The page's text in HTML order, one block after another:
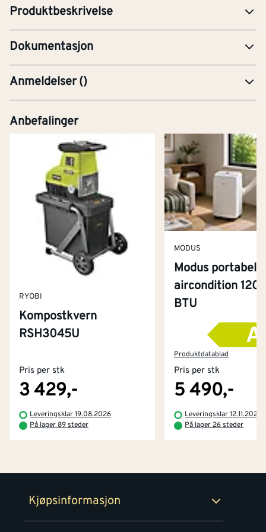
Produktbeskrivelse
Dokumentasjon
PRE-Produktdatablad
Anmeldelser()
Anbefalinger
RYOBI
Kompostkvern
RSH3045U
Pris per stk
3 429,-
Leveringsklar 19.08.2026
På lager 89 steder
MODUS
Modus portabel
aircondition
BTU
Produktdatablad
Pris per stk
5 490,-
Leveringsklar 12.11.2026
På lager 26 steder
Kjøpsinformasjon
Kjøpsbetingelser
Retur- og angrerettsskjema
Tjenester
Montér Klubb
Byggevarehus og åpningstider
Prismatch
Personvern